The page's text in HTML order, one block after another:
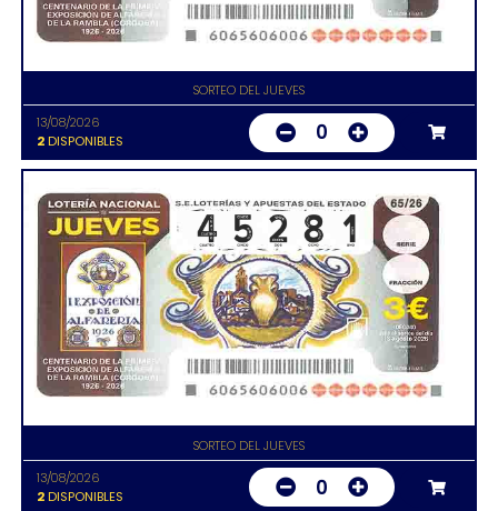
SORTEO DEL JUEVES
13/08/2026
2DISPONIBLES 0
SORTEO DEL JUEVES
13/08/2026
2DISPONIBLES 0